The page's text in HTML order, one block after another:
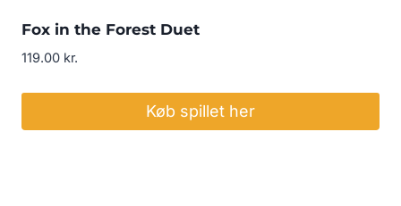
Fox in the Forest Duet
119.00 kr.
Køb spillet her